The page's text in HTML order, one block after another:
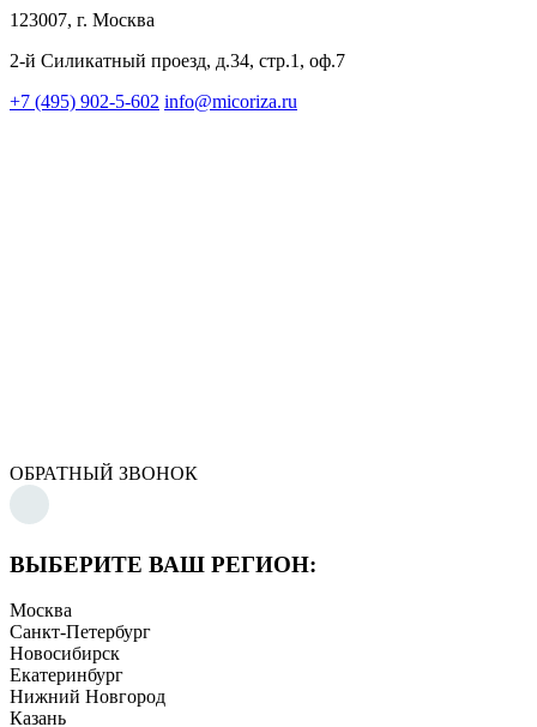
123007, г. Москва
2-й Силикатный проезд, д.34, стр.1, оф.7
+7 (495) 902-5-602 info@micoriza.ru
ОБРАТНЫЙ ЗВОНОК
ВЫБЕРИТЕ ВАШ РЕГИОН:
Москва
Санкт-Петербург
Новосибирск
Екатеринбург
Нижний Новгород
Казань